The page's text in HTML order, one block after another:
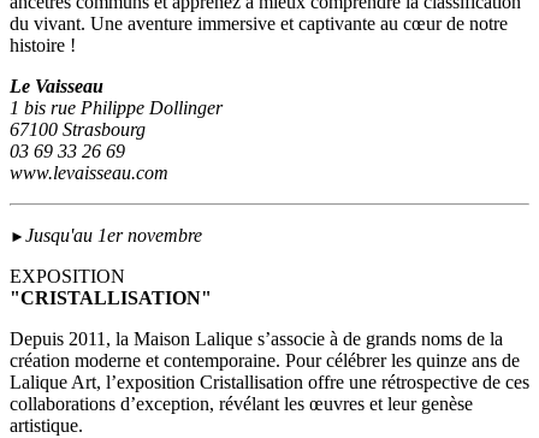
du vivant. Une aventure immersive et captivante au cœur de notre
histoire !
Le Vaisseau
1 bis rue Philippe Dollinger
67100 Strasbourg
03 69 33 26 69
www.levaisseau.com
► Jusqu'au 1er novembre
EXPOSITION
"CRISTALLISATION"
Depuis 2011, la Maison Lalique s’associe à de grands noms de la
création moderne et contemporaine. Pour célébrer les quinze ans de
Lalique Art, l’exposition Cristallisation offre une rétrospective de ces
collaborations d’exception, révélant les œuvres et leur genèse
artistique.